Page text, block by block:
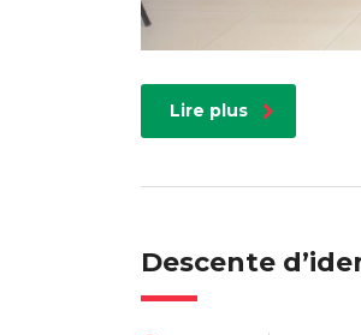
Lire plus
Descente